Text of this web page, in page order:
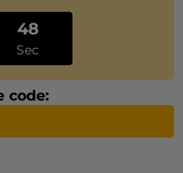
47
Sec
code: